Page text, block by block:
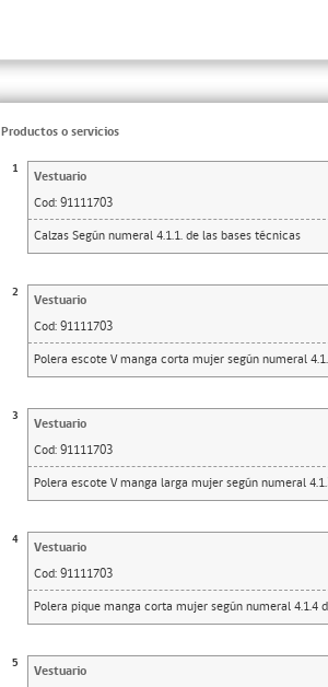
Productos o servicios
1
Vestuario
Cod: 91111703
Calzas Según numeral 4.1.1. de las bases técnicas
2
Vestuario
Cod: 91111703
Polera escote V manga corta mujer según numeral
3
Vestuario
Cod: 91111703
Polera escote V manga larga mujer según numeral
4
Vestuario
Cod: 91111703
Polera pique manga corta mujer según numeral 4.1.4
5
Vestuario